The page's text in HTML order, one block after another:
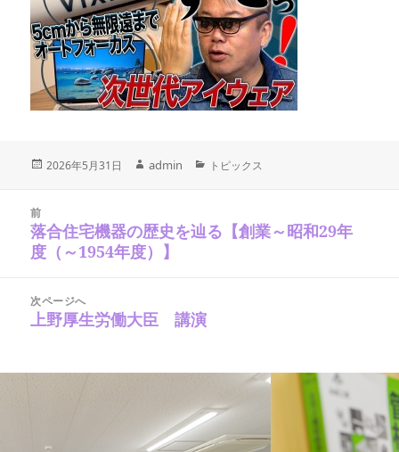
投
2026年5月31日
作
admin
カ
ー
トピックス
前
前
の
落合住宅機器の歴史を辿る【創業～昭和29年
度（～1954年度）】
次ページへ
次
稿:
上野厚生労働大臣 講演